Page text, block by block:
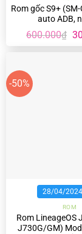
Rom gốc S9+
auto ADB,
600.000₫
-50%
28/04/2024
ROM
Rom LineageOS
J730G/GM)